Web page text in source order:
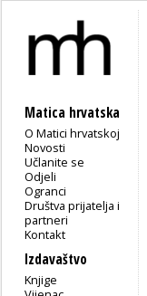
Matica hrvatska
O Matici hrvatskoj
Novosti
Učlanite se
Odjeli
Ogranci
Društva prijatelja i
partneri
Kontakt
Izdavaštvo
Knjige